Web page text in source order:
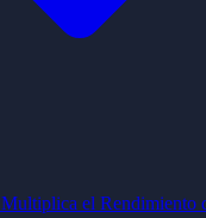
Multiplica el Rendimiento